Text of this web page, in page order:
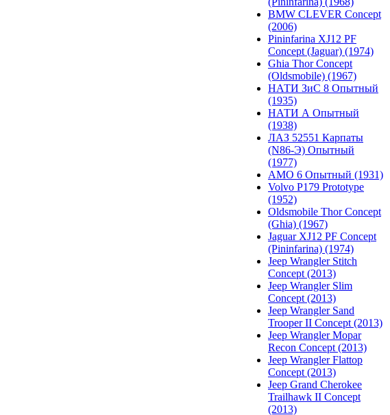
BMW CLEVER Concept
(2006)
Pininfarina XJ12 PF
Concept (Jaguar) (1974)
Ghia Thor Concept
(Oldsmobile) (1967)
НАТИ ЗиС 8 Опытный
(1935)
НАТИ А Опытный
(1938)
ЛАЗ 52551 Карпаты
(N86-Э) Опытный
(1977)
АМО 6 Опытный (1931)
Volvo P179 Prototype
(1952)
Oldsmobile Thor Concept
(Ghia) (1967)
Jaguar XJ12 PF Concept
(Pininfarina) (1974)
Jeep Wrangler Stitch
Concept (2013)
Jeep Wrangler Slim
Concept (2013)
Jeep Wrangler Sand
Trooper II Concept (2013)
Jeep Wrangler Mopar
Recon Concept (2013)
Jeep Wrangler Flattop
Concept (2013)
Jeep Grand Cherokee
Trailhawk II Concept
(2013)